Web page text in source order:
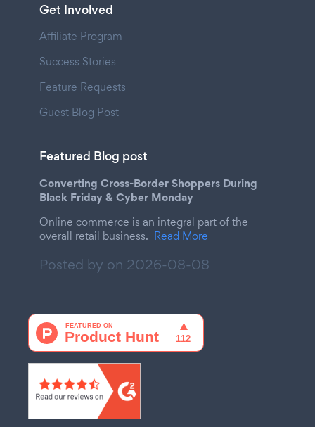
Get Involved
Affiliate Program
Success Stories
Feature Requests
Guest Blog Post
Featured Blog post
Converting Cross-Border Shoppers During
Black Friday & Cyber Monday
Online commerce is an integral part of the
overall retail business. Read More
Posted by on 2026-08-08